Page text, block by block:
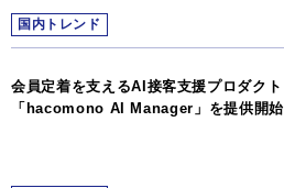
国内トレンド
会員定着を支えるAI接客支援プロダクト
「hacomono AI Manager」を提供開始